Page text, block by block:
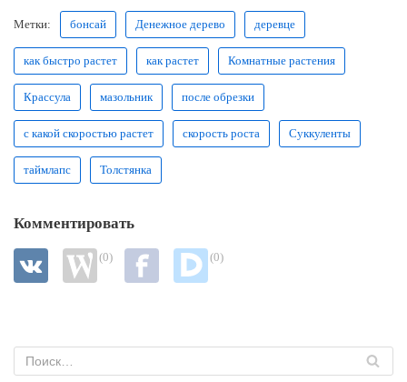
Метки: бонсай Денежное дерево деревце
как быстро растет как растет Комнатные растения
Крассула мазольник после обрезки
с какой скоростью растет скорость роста Суккуленты
таймлапс Толстянка
Комментировать
(0) (0)